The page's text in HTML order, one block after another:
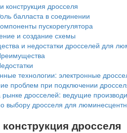
конструкция дросселя
балласта в соединении
пускорегулятора
и создание схемы
и недостатки дросселей для
технологии: электронные
проблем при подключении
дросселей: ведущие
выбору дросселя для
дросселя